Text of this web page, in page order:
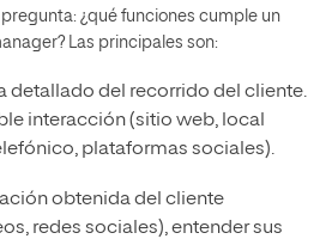
¿qué funciones cumple un
Las principales son:
detallado del recorrido del cliente.
interacción (sitio web, local
plataformas sociales).
obtenida del cliente
redes sociales), entender sus